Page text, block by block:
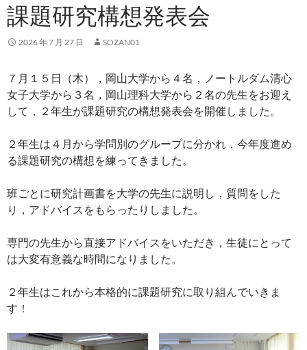
課題研究構想発表会
2026 年 7 月 27 日 SOZAN01
７月１５日（木），岡山大学から４名，ノートルダム清心
女子大学から３名，岡山理科大学から２名の先生をお迎え
して，２年生が課題研究の構想発表会を開催しました。
２年生は４月から学問別のグループに分かれ，今年度進め
る課題研究の構想を練ってきました。
班ごとに研究計画書を大学の先生に説明し，質問をした
り，アドバイスをもらったりしました。
専門の先生から直接アドバイスをいただき，生徒にとって
は大変有意義な時間になりました。
２年生はこれから本格的に課題研究に取り組んでいきま
す！